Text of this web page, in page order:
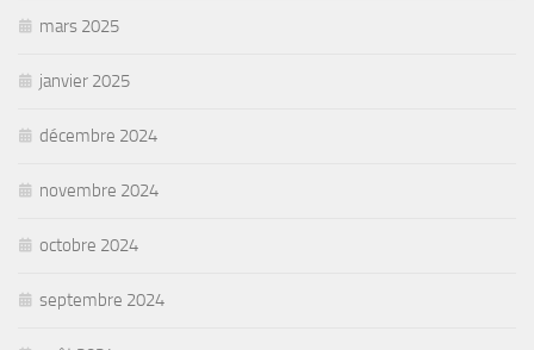
mars 2025
janvier 2025
décembre 2024
novembre 2024
octobre 2024
septembre 2024